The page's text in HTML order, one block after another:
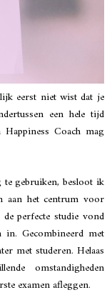
eerst niet wist dat je
een hele tijd
Coach mag
gebruiken, besloot ik
aan het centrum voor
perfecte studie vond
Gecombineerd met
met studeren. Helaas
omstandigheden
examen afleggen.